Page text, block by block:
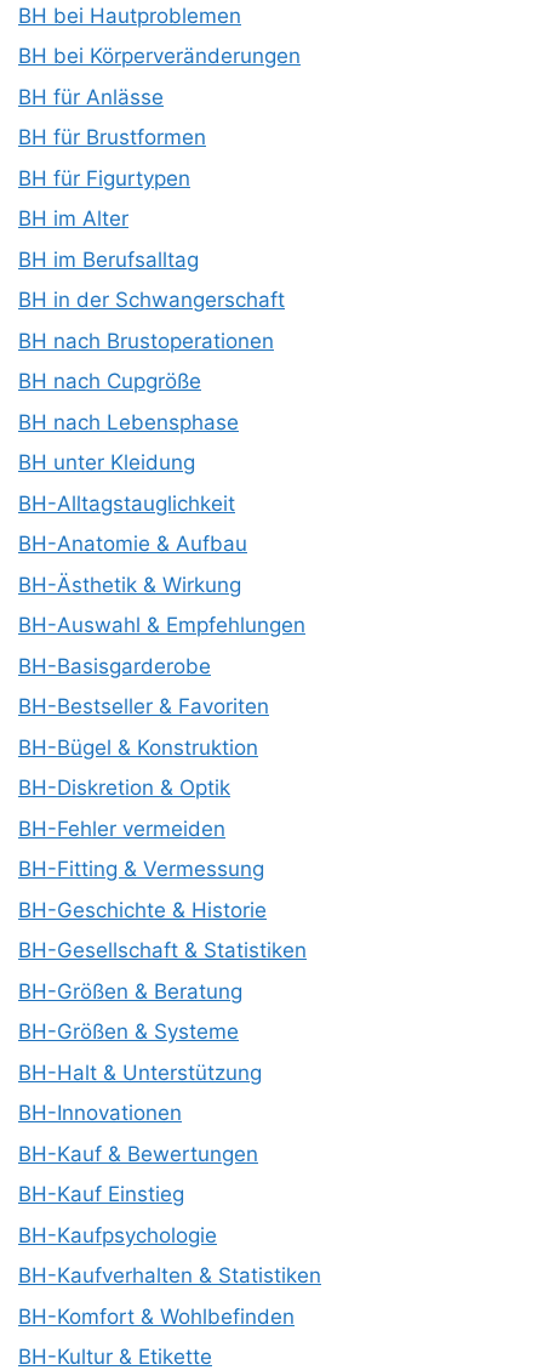
BH bei Hautproblemen
BH bei Körperveränderungen
BH für Anlässe
BH für Brustformen
BH für Figurtypen
BH im Alter
BH im Berufsalltag
BH in der Schwangerschaft
BH nach Brustoperationen
BH nach Cupgröße
BH nach Lebensphase
BH unter Kleidung
BH-Alltagstauglichkeit
BH-Anatomie & Aufbau
BH-Ästhetik & Wirkung
BH-Auswahl & Empfehlungen
BH-Basisgarderobe
BH-Bestseller & Favoriten
BH-Bügel & Konstruktion
BH-Diskretion & Optik
BH-Fehler vermeiden
BH-Fitting & Vermessung
BH-Geschichte & Historie
BH-Gesellschaft & Statistiken
BH-Größen & Beratung
BH-Größen & Systeme
BH-Halt & Unterstützung
BH-Innovationen
BH-Kauf & Bewertungen
BH-Kauf Einstieg
BH-Kaufpsychologie
BH-Kaufverhalten & Statistiken
BH-Komfort & Wohlbefinden
BH-Kultur & Etikette